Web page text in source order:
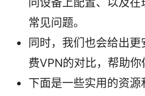
同设备上配置、以及
常见问题。
同时，我们也会给出
费VPN的对比，帮助你
下面是一些实用的资